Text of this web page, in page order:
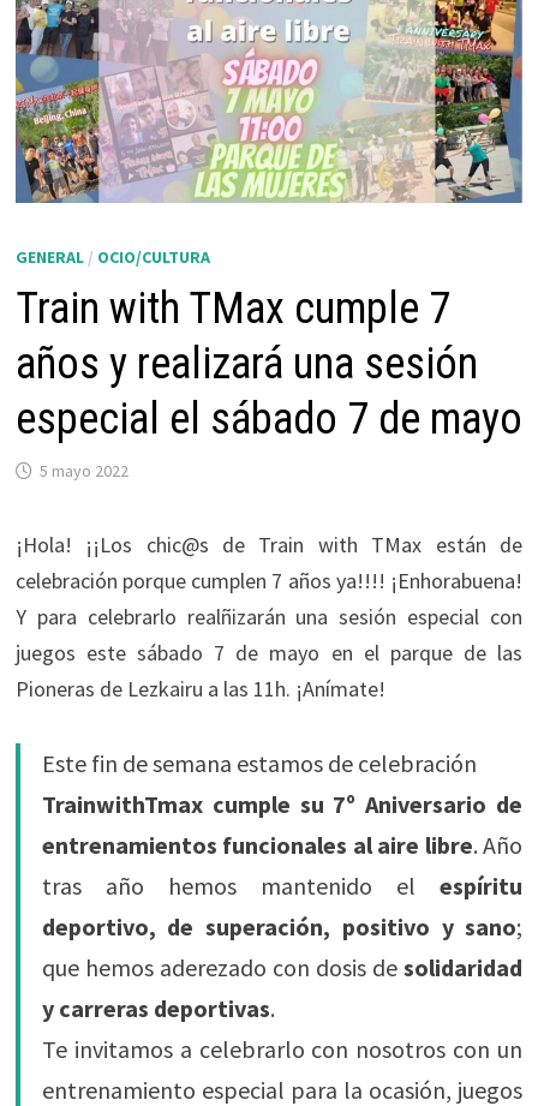
GENERAL/ OCIO/CULTURA
Train with TMax cumple 7
años y realizará una sesión
especial el sábado 7 de mayo
5 mayo 2022
¡Hola! ¡¡Los chic@s de Train with TMax están de
celebración porque cumplen 7 años ya!!!! ¡Enhorabuena!
Y para celebrarlo realñizarán una sesión especial con
juegos este sábado 7 de mayo en el parque de las
Pioneras de Lezkairu a las 11h. ¡Anímate!
Este fin de semana estamos de celebración
TrainwithTmax cumple su 7º Aniversario de
entrenamientos funcionales al aire libre. Año
tras año hemos mantenido elespíritu
deportivo, de superación, positivo y sano;
que hemos aderezado con dosis desolidaridad
y carreras deportivas.
Te invitamos a celebrarlo con nosotros con un
entrenamiento especial para la ocasión, juegos